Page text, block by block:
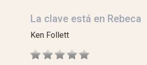
La clave está en Rebeca
Ken Follett